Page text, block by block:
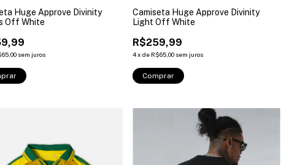
Huge Approve Divinity
Off White
sem juros
Camiseta Huge Approve Divinity
Light Off White
R$259,99
4xde R$65,00 sem juros
Comprar